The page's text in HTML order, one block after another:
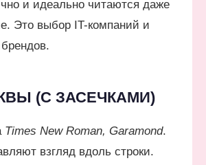
и идеально читаются даже
Это выбор IT-компаний и
(С ЗАСЕЧКАМИ)
Times New Roman, Garamond.
взгляд вдоль строки.